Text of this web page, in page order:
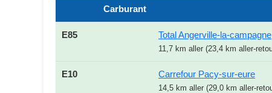
Carburant
E85 Total Angerville-la-campagne
11,7 km aller (23,4 km aller-
E10 Carrefour Pacy-sur-eure
14,5 km aller (29,0 km aller-